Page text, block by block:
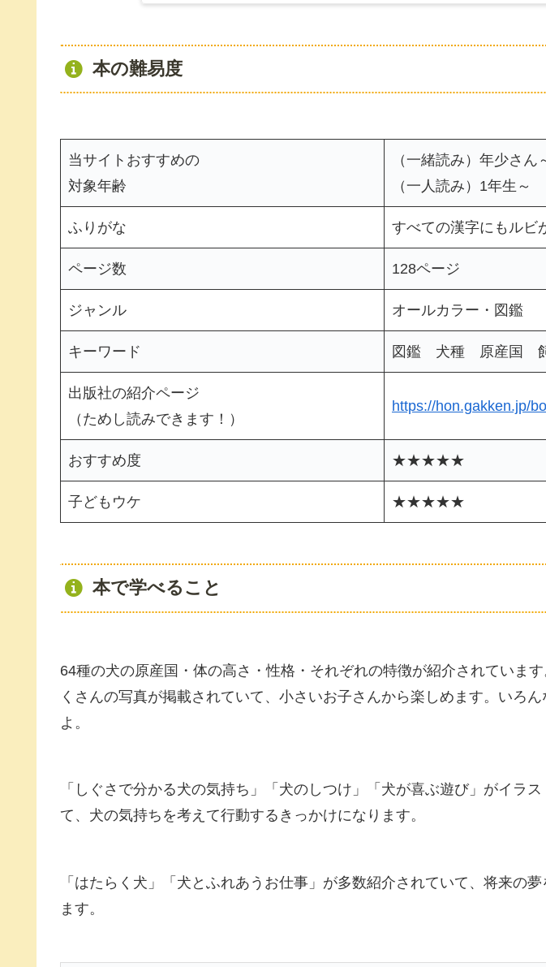
本の難易度
当サイトおすすめの
対象年齢
（一緒読み）年少さん
（一人読み）1年生～
ふりがな すべての漢字にもルビ
ページ数 128ページ
ジャンル オールカラー・図鑑
キーワード 図鑑 犬種 原産国
出版社の紹介ページ
（ためし読みできます！）
https://hon.gakken.jp/
おすすめ度 ★★★★★
子どもウケ ★★★★★
本で学べること
64種の犬の原産国・体の高さ・性格・それぞれの特徴が紹介されていま
くさんの写真が掲載されていて、小さいお子さんから楽しめます。いろ
よ。
「しぐさで分かる犬の気持ち」「犬のしつけ」「犬が喜ぶ遊び」がイラ
て、犬の気持ちを考えて行動するきっかけになります。
「はたらく犬」「犬とふれあうお仕事」が多数紹介されていて、将来の
ます。